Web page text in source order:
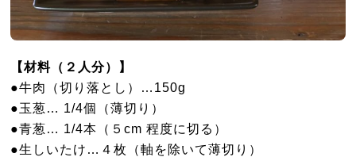
【材料（２人分）】
●牛肉（切り落とし）…150g
●玉葱… 1/4個（薄切り）
●青葱… 1/4本（５cm 程度に切る）
●生しいたけ…４枚（軸を除いて薄切り）